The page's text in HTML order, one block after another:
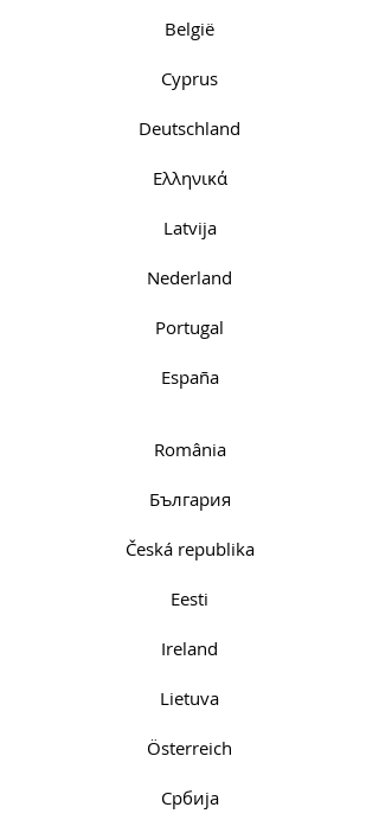
België
Cyprus
Deutschland
Ελληνικά
Latvija
Nederland
Portugal
España
România
България
Česká republika
Eesti
Ireland
Lietuva
Österreich
Србија